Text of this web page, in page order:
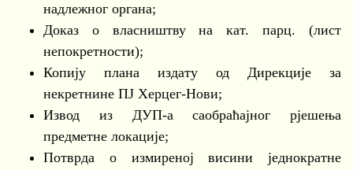
надлежног органа;
Доказ о власништву на кат. парц. (лист
непокретности);
Копију плана издату од Дирекције за
некретнине ПЈ Херцег-Нови;
Извод из ДУП-а саобраћајног рјешења
предметне локације;
Потврда о измиреној висини једнократне